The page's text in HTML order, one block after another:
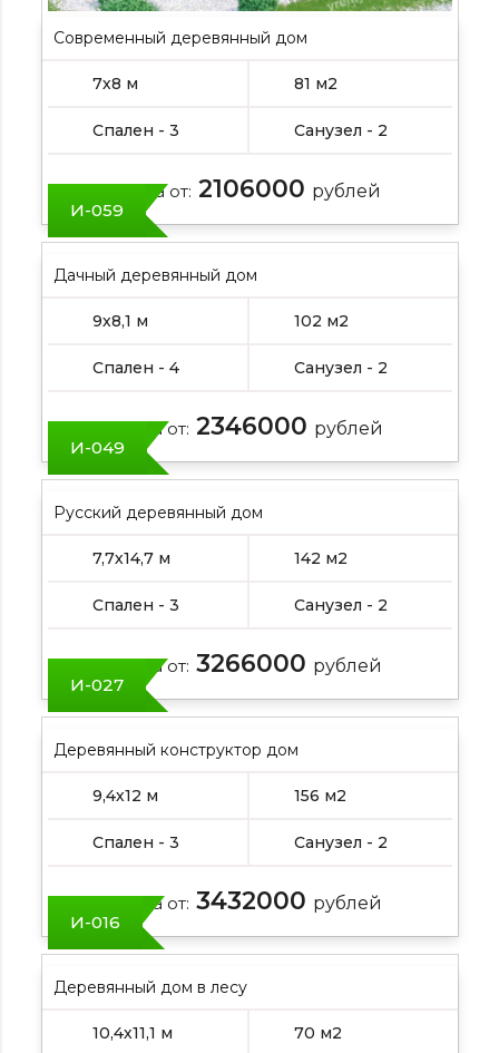
Современный деревянный дом
7х8 м 81 м2
Спален - 3 Санузел - 2
Цена от: 2106000 рублей
И-059
Дачный деревянный дом
9х8,1 м 102 м2
Спален - 4 Санузел - 2
Цена от: 2346000 рублей
И-049
Русский деревянный дом
7,7х14,7 м 142 м2
Спален - 3 Санузел - 2
Цена от: 3266000 рублей
И-027
Деревянный конструктор дом
9,4х12 м 156 м2
Спален - 3 Санузел - 2
Цена от: 3432000 рублей
И-016
Деревянный дом в лесу
10,4х11,1 м 70 м2